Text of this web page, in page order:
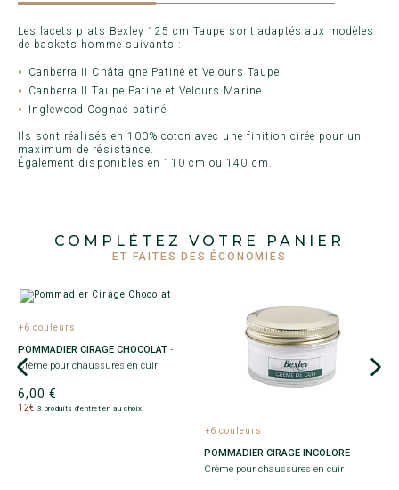
Les lacets plats Bexley 125 cm Taupe sont adaptés aux modèles
de baskets homme suivants :
Canberra II Châtaigne Patiné et Velours Taupe
Canberra II Taupe Patiné et Velours Marine
Inglewood Cognac patiné
Ils sont réalisés en 100% coton avec une finition cirée pour un
maximum de résistance.
Également disponibles en 110 cm ou 140 cm.
COMPLÉTEZ VOTRE PANIER
ET FAITES DES ÉCONOMIES
+6 couleurs
POMMADIER CIRAGE CHOCOLAT -
Crème pour chaussures en cuir
6,00 €
12€ 3 produits d'entretien au choix
+6 couleurs
POMMADIER CIRAGE INCOLORE -
Crème pour chaussures en cuir